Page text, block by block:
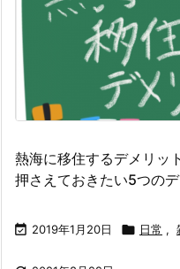
熱海に移住するデメリッ
押さえておきたい5つの
 2019年1月20日  日常 ,